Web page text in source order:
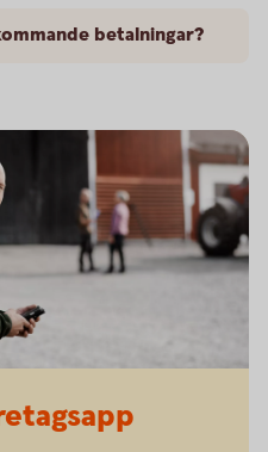
betalningar?